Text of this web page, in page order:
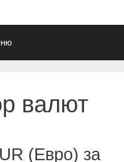
валют
(Евро) за